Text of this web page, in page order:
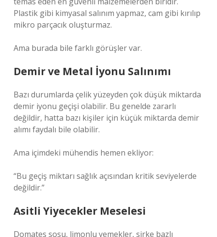
Plastik gibi kimyasal salınım yapmaz, cam gibi kırılıp
mikro parçacık oluşturmaz.
Ama burada bile farklı görüşler var.
Demir ve Metal İyonu Salınımı
Bazı durumlarda çelik yüzeyden çok düşük miktarda
demir iyonu geçişi olabilir. Bu genelde zararlı
değildir, hatta bazı kişiler için küçük miktarda demir
alımı faydalı bile olabilir.
Ama içimdeki mühendis hemen ekliyor:
“Bu geçiş miktarı sağlık açısından kritik seviyelerde
değildir.”
Asitli Yiyecekler Meselesi
Domates sosu, limonlu yemekler, sirke bazlı